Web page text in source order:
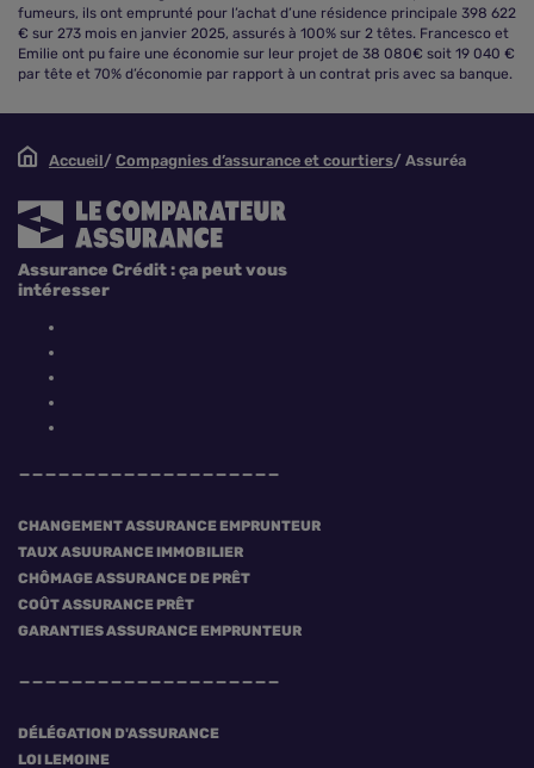
fumeurs, ils ont emprunté pour l’achat d’une résidence principale 398 622
€ sur 273 mois en janvier 2025, assurés à 100% sur 2 têtes. Francesco et
Emilie ont pu faire une économie sur leur projet de 38 080€ soit 19 040 €
par tête et 70% d’économie par rapport à un contrat pris avec sa banque.
Accueil Compagnies d’assurance et courtiers Assuréa
CHANGEMENT ASSURANCE EMPRUNTEUR
TAUX ASUURANCE IMMOBILIER
CHÔMAGE ASSURANCE DE PRÊT
COÛT ASSURANCE PRÊT
GARANTIES ASSURANCE EMPRUNTEUR
DÉLÉGATION D'ASSURANCE
LOI LEMOINE
Assurance Crédit : ça peut vous
intéresser